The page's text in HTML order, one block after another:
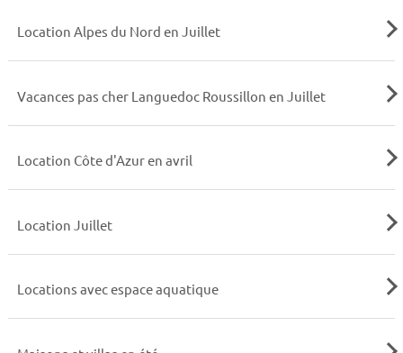
Location Alpes du Nord en Juillet
Vacances pas cher Languedoc Roussillon en Juillet
Location Côte d'Azur en avril
Location Juillet
Locations avec espace aquatique